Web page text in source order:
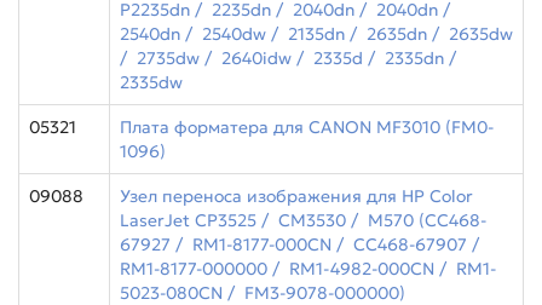
P2235dn / 2235dn / 2040dn / 2040dn /
2540dn / 2540dw / 2135dn / 2635dn / 2635dw
/ 2735dw / 2640idw / 2335d / 2335dn /
2335dw
05321
Плата форматера для CANON MF3010 (FM0-
1096)
09088
Узел переноса изображения для HP Color
LaserJet CP3525 / CM3530 / M570 (CC468-
67927 / RM1-8177-000CN / CC468-67907 /
RM1-8177-000000 / RM1-4982-000CN / RM1-
5023-080CN / FM3-9078-000000)